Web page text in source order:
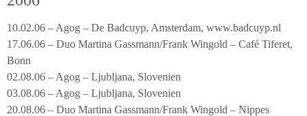
10.02.06 – Agog – De Badcuyp, Amsterdam, www.badcuyp.nl
17.06.06 – Duo Martina Gassmann/Frank Wingold – Café Tiferet,
Bonn
02.08.06 – Agog – Ljubljana, Slovenien
03.08.06 – Agog – Ljubljana, Slovenien
20.08.06 – Duo Martina Gassmann/Frank Wingold – Nippes